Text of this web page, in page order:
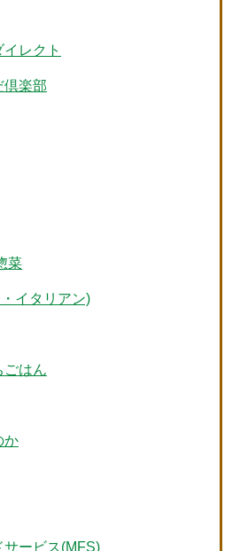
レクト
倶楽部
菜
イタリアン)
ごはん
か
サービス(MFS)